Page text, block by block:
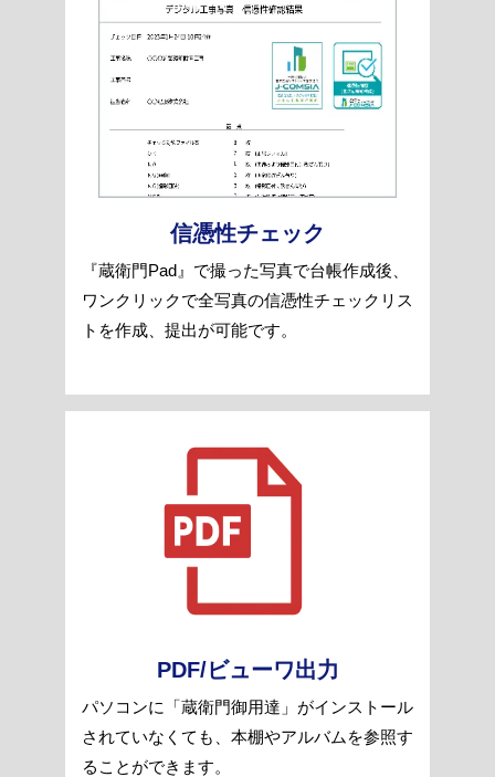
信憑性チェック
『蔵衛門Pad』で撮った写真で台帳作成後、
ワンクリックで全写真の信憑性チェックリス
トを作成、提出が可能です。
PDF/ビューワ出力
パソコンに「蔵衛門御用達」がインストール
されていなくても、本棚やアルバムを参照す
ることができます。